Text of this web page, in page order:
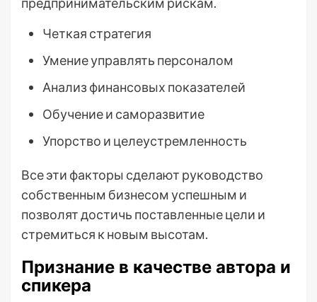
Четкая стратегия
Умение управлять персоналом
Анализ финансовых показателей
Обучение и саморазвитие
Упорство и целеустремленность
Все эти факторы сделают руководство
собственным бизнесом успешным и
позволят достичь поставленные цели и
стремиться к новым высотам.
Признание в качестве автора и
спикера